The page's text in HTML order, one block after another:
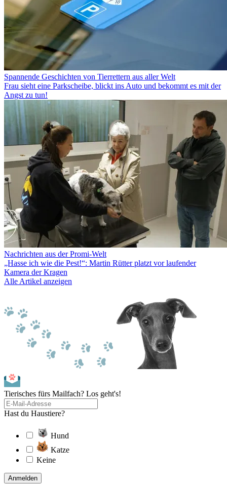
Spannende Geschichten von Tierrettern aus aller Welt
Frau sieht eine Parkscheibe, blickt ins Auto und bekommt es mit der
Angst zu tun!
Nachrichten aus der Promi-Welt
„Hasse ich wie die Pest!“: Martin Rütter platzt vor laufender
Kamera der Kragen
Alle Artikel anzeigen
Tierisches fürs Mailfach? Los geht's!
Hast du Haustiere?
Hund
Katze
Keine
Anmelden